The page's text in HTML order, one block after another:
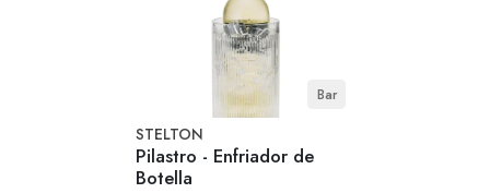
Bar
STELTON
Pilastro - Enfriador de
Botella